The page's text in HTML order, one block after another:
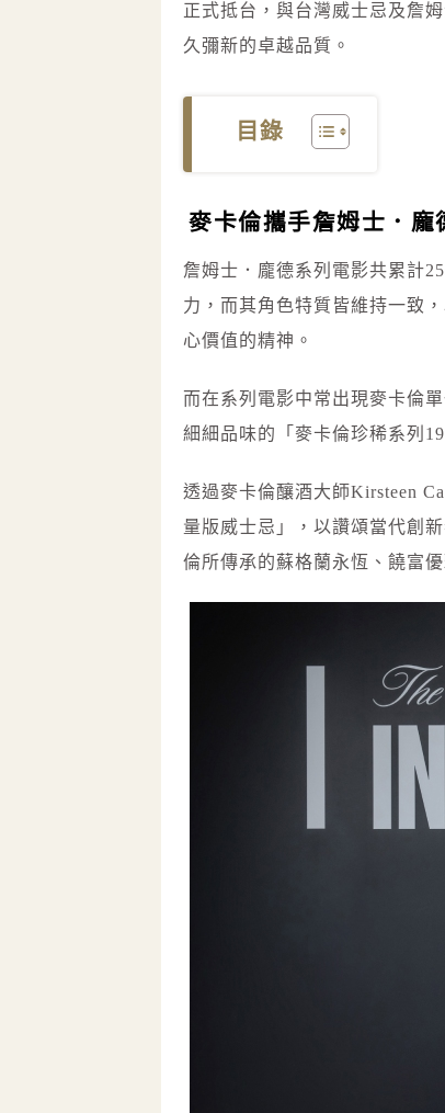
正式抵台，與台灣威士忌及詹
久彌新的卓越品質。
目錄
麥卡倫攜手詹姆士．龐
詹姆士．龐德系列電影共累計
力，而其角色特質皆維持一致
心價值的精神。
而在系列電影中常出現麥卡倫
細細品味的「麥卡倫珍稀系列
透過麥卡倫釀酒大師Kirsteen
量版威士忌」，以讚頌當代創
倫所傳承的蘇格蘭永恆、饒富